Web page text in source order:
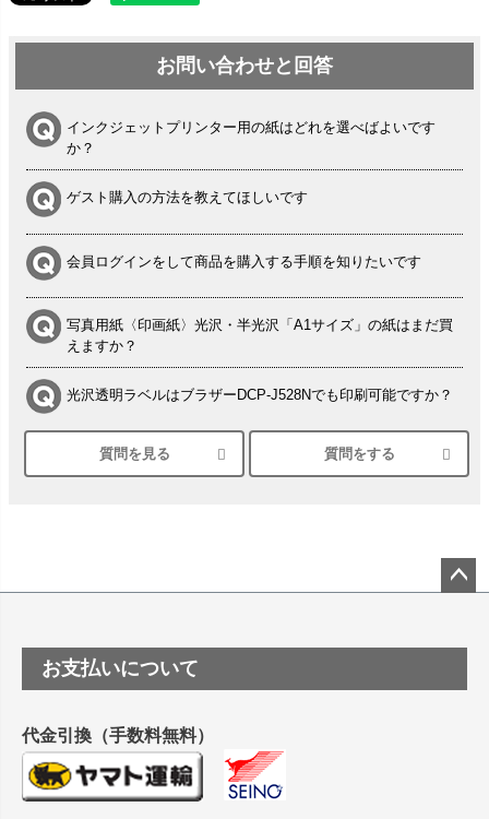
お問い合わせと回答
インクジェットプリンター用の紙はどれを選べばよいです
か？
ゲスト購入の方法を教えてほしいです
会員ログインをして商品を購入する手順を知りたいです
写真用紙〈印画紙〉光沢・半光沢「A1サイズ」の紙はまだ買
えますか？
光沢透明ラベルはブラザーDCP-J528Nでも印刷可能ですか？
シルバーペーパーにEPSON EP-30VAで印刷するときの設定
は？
塩ビのロール紙で離型紙が透明の商品はありますか
つや消し半透明ラベルのロールタイプはありますか？
縦420mm×横650mmの包装紙に適した紙はありますか？
質問を見る 質問をする
ップ
お支払いについて
代金引換（手数料無料）